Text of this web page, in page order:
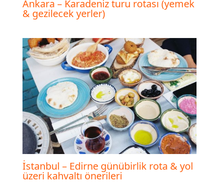
Ankara – Karadeniz turu rotası (yemek
& gezilecek yerler)
İstanbul – Edirne günübirlik rota & yol
üzeri kahvaltı önerileri